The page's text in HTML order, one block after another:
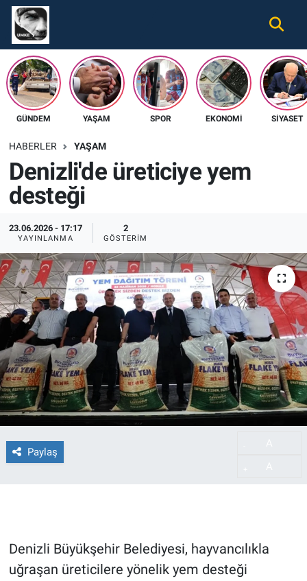
GÜNDEM YAŞAM SPOR EKONOMI SIYASET
HABERLER YAŞAM
Denizli'de üreticiye yem
desteği
23.06.2026 - 17:17
YAYINLANMA
2
GÖSTERIM
Paylaş
Denizli Büyükşehir Belediyesi, hayvancılıkla
uğraşan üreticilere yönelik yem desteği
Gündem
Ekonomi
Spor
Tüm Haberler
İletişim
Künye
Nöbetçi Eczaneler
Hava Durumu
Namaz Vakitleri
Süper Lig Puan Durumu ve Fikstür
Tüm Manşetler
Son Dakika Haberleri
Haber Arşivi